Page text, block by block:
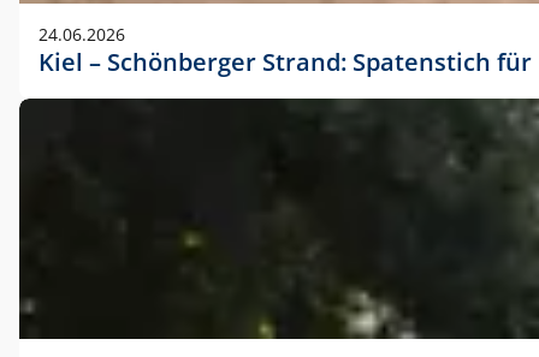
24.06.2026
Kiel – Schönberger Strand: Spatenstich